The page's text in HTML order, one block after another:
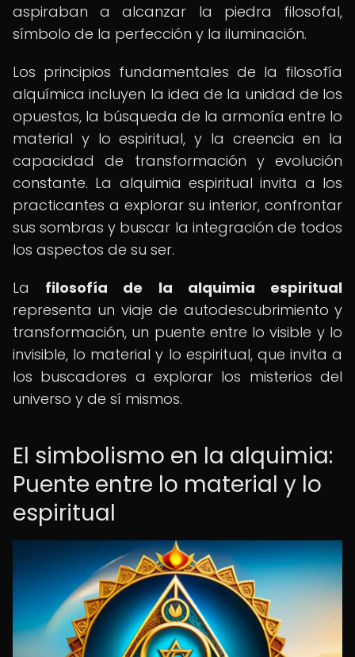
aspiraban a alcanzar la piedra filosofal,
símbolo de la perfección y la iluminación.
Los principios fundamentales de la filosofía
alquímica incluyen la idea de la unidad de los
opuestos, la búsqueda de la armonía entre lo
material y lo espiritual, y la creencia en la
capacidad de transformación y evolución
constante. La alquimia espiritual invita a los
practicantes a explorar su interior, confrontar
sus sombras y buscar la integración de todos
los aspectos de su ser.
La filosofía de la alquimia espiritual
representa un viaje de autodescubrimiento y
transformación, un puente entre lo visible y lo
invisible, lo material y lo espiritual, que invita a
los buscadores a explorar los misterios del
universo y de sí mismos.
El simbolismo en la alquimia:
Puente entre lo material y lo
espiritual